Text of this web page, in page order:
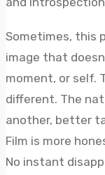
Sometimes, this
image that
moment, or self.
different. The
another, better
Film is more
No instant